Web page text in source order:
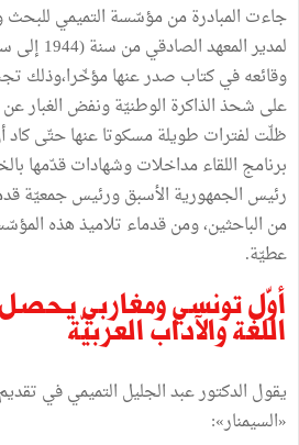
جاءت المبادرةمنمؤسّسة التميمي للبحث
لمديرالمعهدالصادقيمن سنة(
1944 إلى
وقائعهفيكتاب صدرعنهامؤخّرا،وذلك
على شحذالذاكرة الوطنيّةونفض الغبارعن
ظلّت لفترات طويلةمسكوتاعنهاحتّىكاد
برنامج اللقاءمداخلاتوشهاداتقدّمها
رئيس الجمهورية الأسبقورئيسجمعيّة
من الباحثين،ومنقدماء تلاميذهذه
عطيّة.
أوّل تونسي ومغاربي يحصل
اللغةوالآداب العربيّة
يقول الدكتورعبدالجليل التميميفي تقديم
«السيمنار»
: